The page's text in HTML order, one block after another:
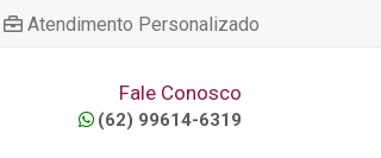
Atendimento Personalizado
Fale Conosco
(62) 99614-6319